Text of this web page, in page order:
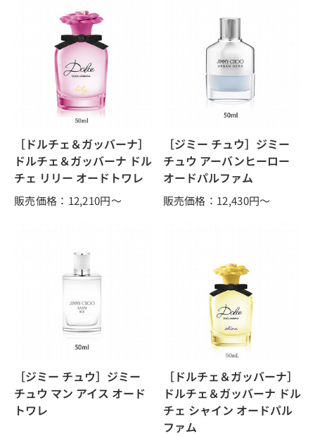
［ドルチェ＆ガッバーナ］
ドルチェ＆ガッバーナ ドル
チェ リリー オードトワレ
販売価格：12,210円～
［ジミー チュウ］ジミー
チュウ アーバンヒーロー
オードパルファム
販売価格：12,430円～
［ジミー チュウ］ジミー
チュウ マン アイス オード
トワレ
［ドルチェ＆ガッバーナ］
ドルチェ＆ガッバーナ ドル
チェ シャイン オードパル
ファム